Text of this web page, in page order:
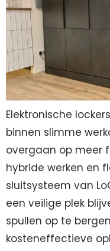
Elektronische
binnen slimme
overgaan op meer
hybride werken en
sluitsysteem van
een veilige plek
spullen op te
kosteneffectieve